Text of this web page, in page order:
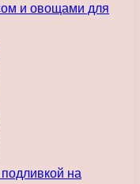
и овощами для
на